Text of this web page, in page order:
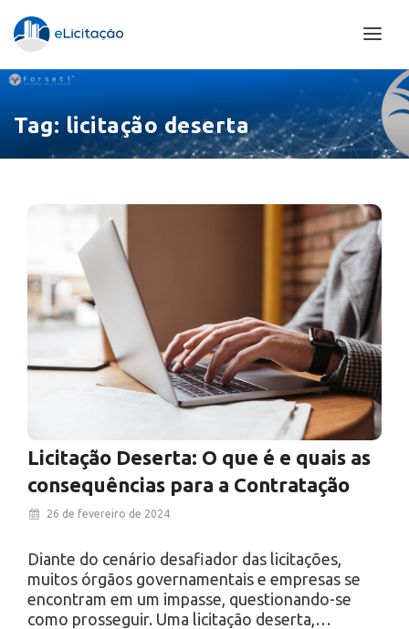
Tag:licitação deserta
Licitação Deserta: O que é e quais as
consequências para a Contratação
26 de fevereiro de 2024
Diante do cenário desafiador das licitações,
muitos órgãos governamentais e empresas se
encontram em um impasse, questionando-se
como prosseguir. Uma licitação deserta,…